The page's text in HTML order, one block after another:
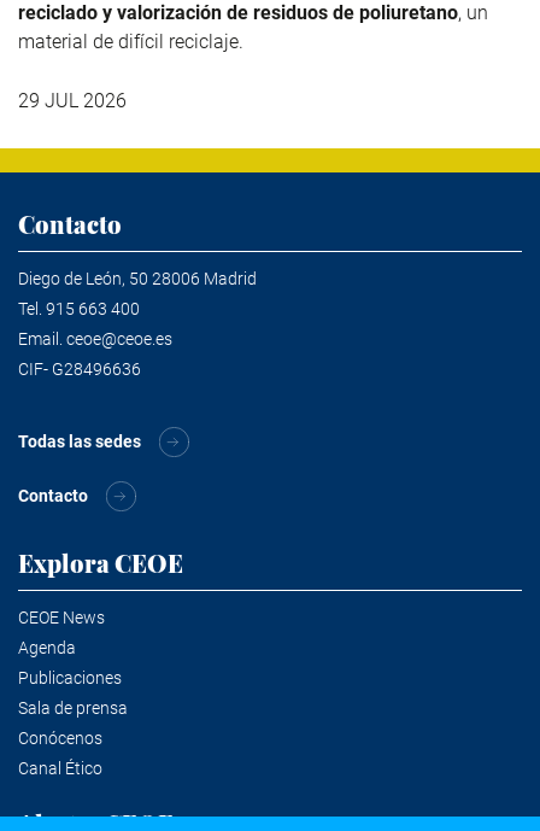
reciclado y valorización de residuos de poliuretano, un
material de difícil reciclaje.
29 JUL 2026
Contacto
Diego de León, 50 28006 Madrid
Tel. 915 663 400
Email. ceoe@ceoe.es
CIF- G28496636
Todas las sedes
Contacto
Explora CEOE
CEOE News
Agenda
Publicaciones
Sala de prensa
Conócenos
Canal Ético
Alertas CEOE